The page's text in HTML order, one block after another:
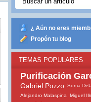
¿ Aún no eres
Propón tu blog
TEMAS POPULARES
Purificación
Gabriel Pozzo Sonia
Alejandro Malaspina
Miguel